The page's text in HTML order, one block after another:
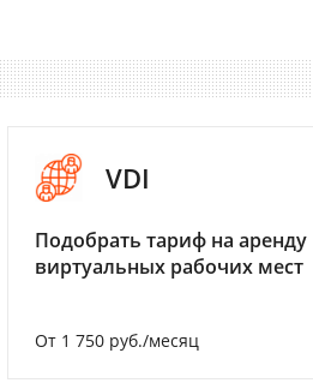
VDI
Подобрать тариф на аренду
виртуальных рабочих мест
От 1 750 руб./месяц